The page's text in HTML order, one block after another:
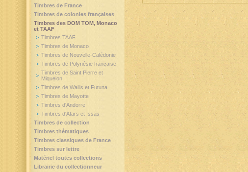
Timbres de France
Timbres de colonies françaises
Timbres des DOM TOM, Monaco
et TAAF
Timbres TAAF
Timbres de Monaco
Timbres de Nouvelle-Calédonie
Timbres de Polynésie française
Timbres de Saint Pierre et
Miquelon
Timbres de Wallis et Futuna
Timbres de Mayotte
Timbres d'Andorre
Timbres d'Afars et Issas
Timbres de collection
Timbres thématiques
Timbres classiques de France
Timbres sur lettre
Matériel toutes collections
Librairie du collectionneur